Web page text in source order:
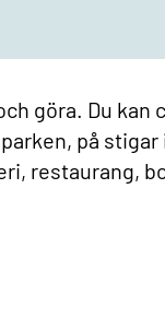
göra. Du kan
på
restaurang,